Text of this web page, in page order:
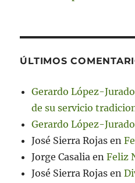
ÚLTIMOS
Gerardo López-Jurado
de su servicio
Gerardo López-Jurado
José Sierra Rojas en
Jorge Casalia enFeliz
José Sierra Rojas en